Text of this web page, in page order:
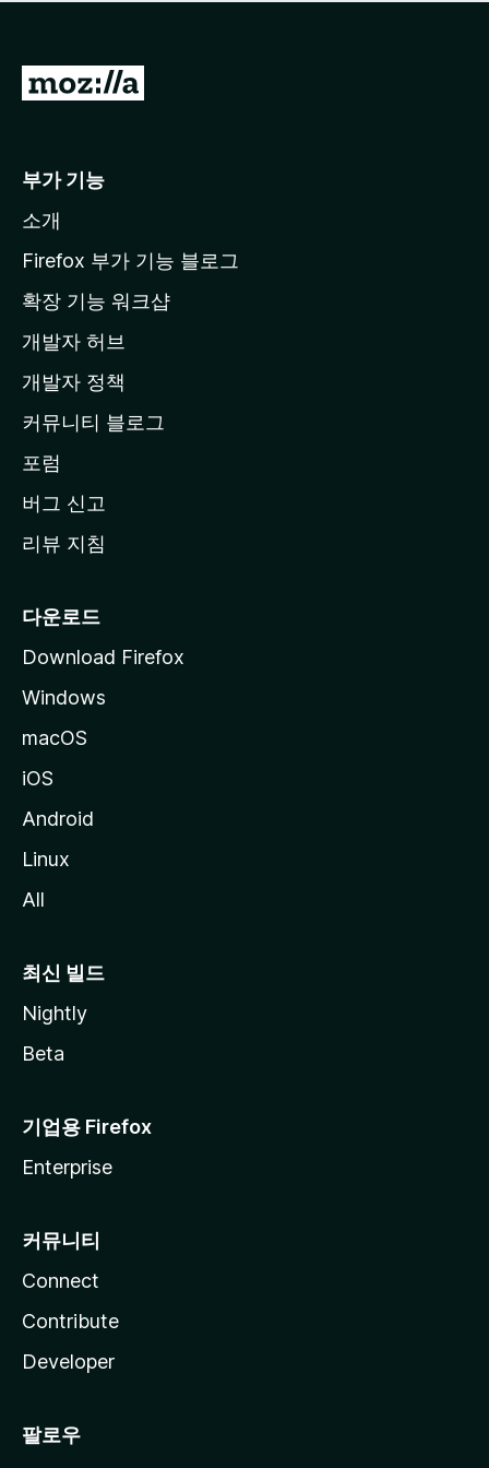
점
습
니
M
l
a
페
이
지
이
동
부가 기능
소개
Firefox 부가 기능 블로그
확장 기능 워크샵
개발자 허브
개발자 정책
커뮤니티 블로그
포럼
버그 신고
리뷰 지침
다운로드
Download Firefox
Windows
macOS
iOS
Android
Linux
All
최신 빌드
Nightly
Beta
기업용 Firefox
Enterprise
커뮤니티
Connect
Contribute
Developer
팔로우